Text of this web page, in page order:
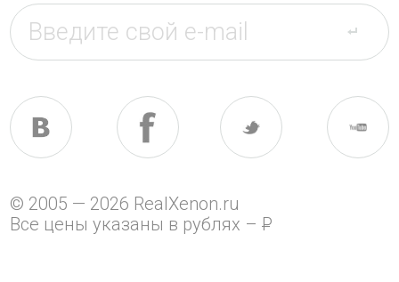
© 2005 — 2026 RealXenon.ru
Все цены указаны в рублях –P